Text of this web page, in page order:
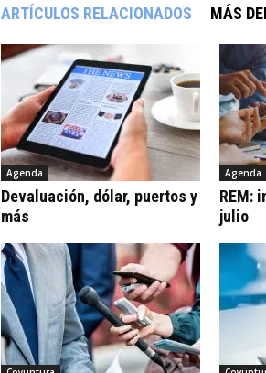
ARTÍCULOS RELACIONADOS MÁS
Agenda
Devaluación, dólar, puertos y
más
Agenda
REM:
julio